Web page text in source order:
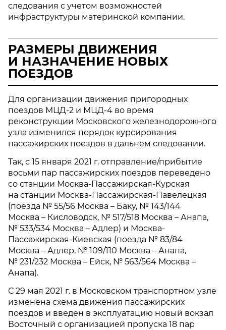
следования с учетом возможностей
инфраструктуры материнской компании.
РАЗМЕРЫ ДВИЖЕНИЯ
И НАЗНАЧЕНИЕ НОВЫХ
ПОЕЗДОВ
Для организации движения пригородных
поездов МЦД-2 и МЦД-4 во время
реконструкции Московского железнодорожного
узла изменился порядок курсирования
пассажирских поездов в дальнем следовании.
Так, с 15 января 2021 г. отправление/прибытие
восьми пар пассажирских поездов переведено
со станции Москва-Пассажирская-Курская
на станции Москва-Пассажирская-Павелецкая
(поезда № 55/56 Москва – Баку, № 143/144
Москва – Кисловодск, № 517/518 Москва – Анапа,
№ 533/534 Москва – Адлер) и Москва-
Пассажирская-Киевская (поезда № 83/84
Москва – Адлер, № 109/110 Москва – Анапа,
№ 231/232 Москва – Ейск, № 563/564 Москва –
Анапа).
С 29 мая 2021 г. в Московском транспортном узле
изменена схема движения пассажирских
поездов и введен в эксплуатацию новый вокзал
Восточный с организацией пропуска 18 пар